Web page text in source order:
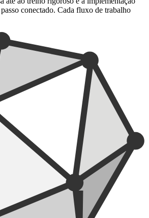
conectado. Cada fluxo de trabalho